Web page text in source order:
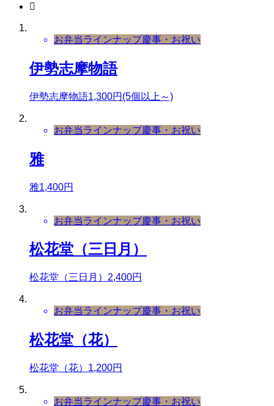

お弁当ラインナップ慶事・お祝い
伊勢志摩物語
伊勢志摩物語1,300円(5個以上～)
お弁当ラインナップ慶事・お祝い
雅
雅1,400円
お弁当ラインナップ慶事・お祝い
松花堂（三日月）
松花堂（三日月）2,400円
お弁当ラインナップ慶事・お祝い
松花堂（花）
松花堂（花）1,200円
お弁当ラインナップ慶事・お祝い